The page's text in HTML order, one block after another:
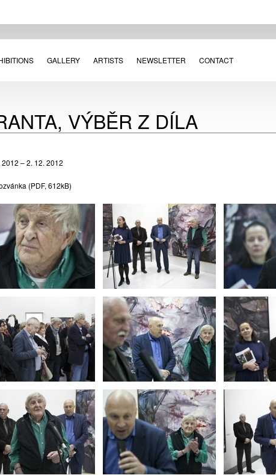
GALLERY ARTISTS NEWSLETTER CONTACT
VÝBĚR Z DÍLA
2012 – 2. 12. 2012
(PDF, 612kB)